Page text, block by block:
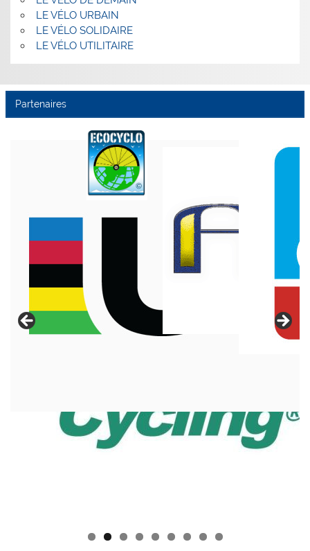
LE VÉLO URBAIN
LE VÉLO SOLIDAIRE
LE VÉLO UTILITAIRE
Partenaires